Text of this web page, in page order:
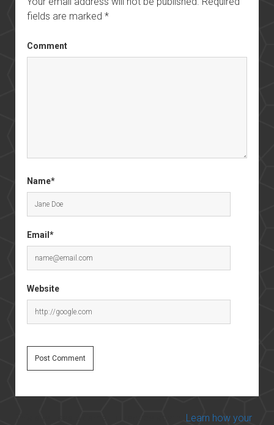
fields are marked *
Comment
Name*
Email*
Website
Learn how your